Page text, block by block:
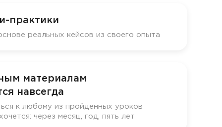
практики
реальных кейсов из своего опыта
материалам
навсегда
к любому из пройденных уроков
через месяц, год, пять лет